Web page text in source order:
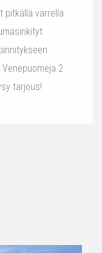
pitkällä varrella
2
tarjous!